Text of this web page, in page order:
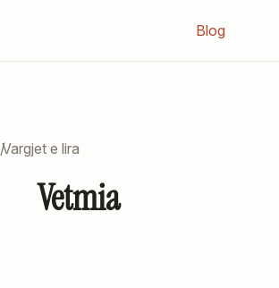
Blog
/Vargjet e lira
Vetmia